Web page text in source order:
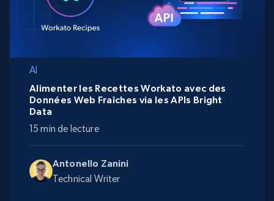
AI
Antonello Zanini
Technical Writer
Alimenter les Recettes Workato avec des
Données Web Fraîches via les APIs Bright
Data
15 min de lecture